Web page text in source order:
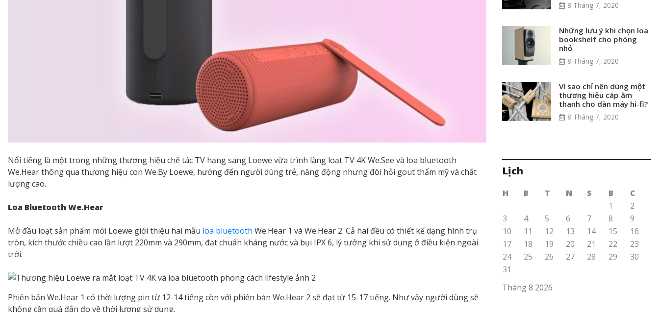
Nổi tiếng là một trong những thương hiệu chế tác TV hạng sang Loewe vừa trình làng loạt TV 4K We.See và loa bluetooth
We.Hear thông qua thương hiệu con We.By Loewe, hướng đến người dùng trẻ, năng động nhưng đòi hỏi gout thẩm mỹ và chất
lượng cao.
Loa Bluetooth We.Hear
Mở đầu loạt sản phẩm mới Loewe giới thiệu hai mẫu loa bluetooth We.Hear 1 và We.Hear 2. Cả hai đều có thiết kế dạng hình trụ
tròn, kích thước chiều cao lần lượt 220mm và 290mm, đạt chuẩn kháng nước và bụi IPX 6, lý tưởng khi sử dụng ở điều kiện ngoài
trời.
Phiên bản We.Hear 1 có thời lượng pin từ 12-14 tiếng còn với phiên bản We.Hear 2 sẽ đạt từ 15-17 tiếng. Như vậy người dùng sẽ
không cần quá đắn đo về thời lượng sử dụng.
8 Tháng 7, 2020
Những lưu ý khi chọn loa
bookshelf cho phòng
nhỏ
8 Tháng 7, 2020
Vì sao chỉ nên dùng một
thương hiệu cáp âm
thanh cho dàn máy hi-fi?
8 Tháng 7, 2020
Lịch
Tháng 8 2026
H B T N S B
C
1
2
3
4 5 6 7 8
9
10
11 12 13 14 15
16
17
18 19 20 21 22
23
24
25 26 27 28 29
30
31